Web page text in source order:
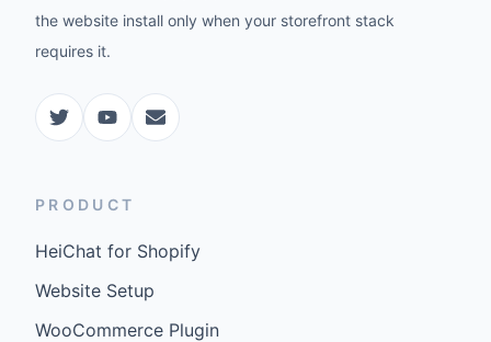
the website install only when your storefront stack
requires it.
PRODUCT
HeiChat for Shopify
Website Setup
WooCommerce Plugin